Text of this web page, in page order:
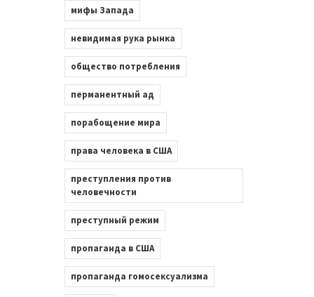
мифы Запада
невидимая рука рынка
общество потребления
перманентный ад
порабощение мира
права человека в США
преступления против
человечности
преступный режим
пропаганда в США
пропаганда гомосексуализма